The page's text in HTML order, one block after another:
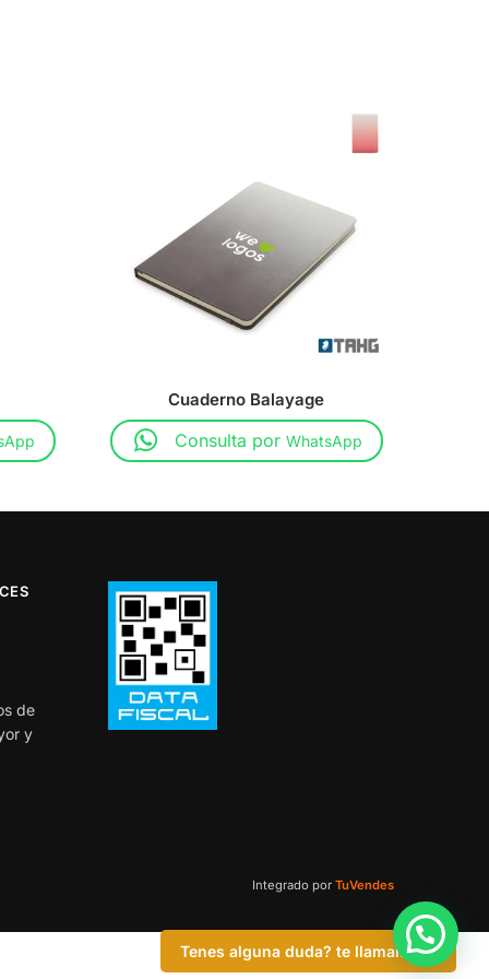
Tenes alguna duda? te llamamos?
Cuaderno Balayage
Consulta porWhatsApp
de
y
Integrado por TuVendes